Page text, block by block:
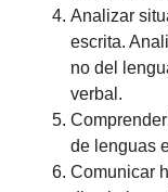
Analizar
escrita.
no del
verbal.
de lenguas
Comunicar